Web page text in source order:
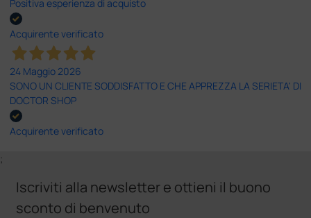
Positiva esperienza di acquisto
Acquirente verificato
24 Maggio 2026
SONO UN CLIENTE SODDISFATTO E CHE APPREZZA LA SERIETA' DI
DOCTOR SHOP
Acquirente verificato
;
Iscriviti alla newsletter e ottieni il buono
sconto di benvenuto